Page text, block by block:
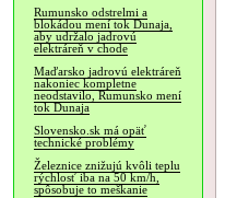
Rumunsko odstrelmi a
blokádou mení tok Dunaja,
aby udržalo jadrovú
elektráreň v chode
Maďarsko jadrovú elektráreň
nakoniec kompletne
neodstavilo, Rumunsko mení
tok Dunaja
Slovensko.sk má opäť
technické problémy
Železnice znižujú kvôli teplu
rýchlosť iba na 50 km/h,
spôsobuje to meškanie